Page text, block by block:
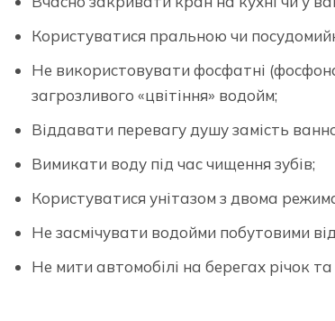
Користуватися пральною чи
Не використовувати фосфатні
загрозливого «цвітіння» водойм;
Віддавати перевагу душу замість
Вимикати воду під час чищення зубів;
Користуватися унітазом з двома
Не засмічувати водойми побутовими
Не мити автомобілі на берегах річок та